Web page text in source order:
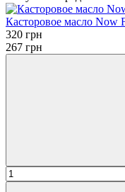
Касторовое масло Now
320 грн
267 грн